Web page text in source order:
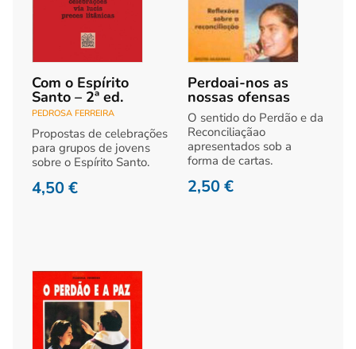
Com o Espírito
Santo – 2ª ed.
PEDROSA FERREIRA
Propostas de celebrações
para grupos de jovens
sobre o Espírito Santo.
4,50€
Perdoai-nos as
nossas ofensas
O sentido do Perdão e da
Reconciliaçãao
apresentados sob a
forma de cartas.
2,50€